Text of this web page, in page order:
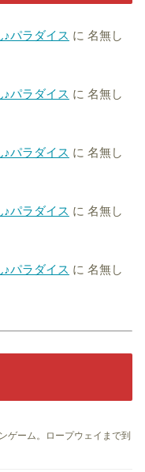
パラダイス に 名無し
パラダイス に 名無し
パラダイス に 名無し
パラダイス に 名無し
パラダイス に 名無し
ゲーム。ロープウェイまで到